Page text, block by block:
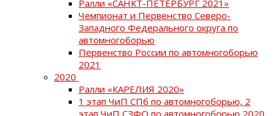
Ралли «САНКТ-ПЕТЕРБУРГ 2021»
Чемпионат и Первенство Северо-
Западного Федерального округа по
автомногоборью
Первенство России по автомногоборью
2021
2020
Ралли «КАРЕЛИЯ 2020»
1 этап ЧиП СПб по автомногоборью, 2
этап ЧиП СЗФО по автомногоборью 2020